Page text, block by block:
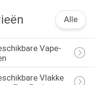
Alle
Vape-
Vlakke